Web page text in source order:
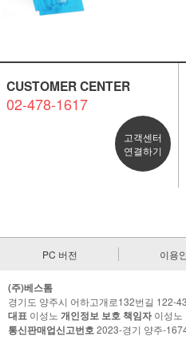
CUSTOMER CENTER
02-478-1617
고객센터
연결하기
PC 버전 이용
(주)베스톰
경기도 양주시 어하고개로132번길 122-
대표 이성노 개인정보 보호 책임자이성노
통신판매업신고번호2023-경기 양주-